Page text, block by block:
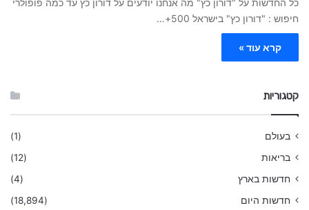
כל החדשות על "דורון כץ" מה אנחנו יודעים על דורון כץ עד כמה פופולרי
חיפוש : "דורון כץ" בישראל 500+…
קרא עוד »
קטגוריות
בעולם
(1)
בריאות
(12)
חדשות בארץ
(4)
חדשות היום
(18,894)